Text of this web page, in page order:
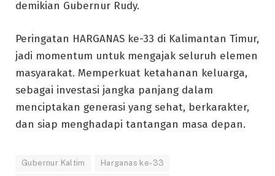
demikian Gubernur Rudy.
Peringatan HARGANAS ke-33 di Kalimantan Timur,
jadi momentum untuk mengajak seluruh elemen
masyarakat. Memperkuat ketahanan keluarga,
sebagai investasi jangka panjang dalam
menciptakan generasi yang sehat, berkarakter,
dan siap menghadapi tantangan masa depan.
Gubernur Kaltim Harganas ke-33